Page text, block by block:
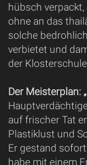
hübsch
ohne an das
solche
verbietet und
der
Der Meisterplan:
auf frischer Tat
Plastiklust und
Er gestand
habe mit einem